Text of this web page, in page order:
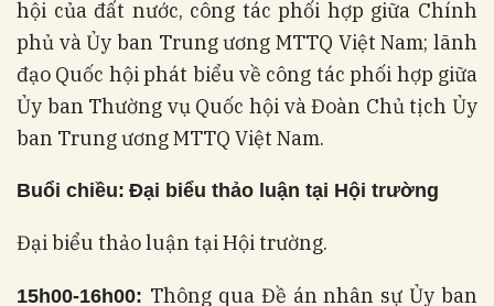
hội của đất nước, công tác phối hợp giữa Chính
phủ và Ủy ban Trung ương MTTQ Việt Nam; lãnh
đạo Quốc hội phát biểu về công tác phối hợp giữa
Ủy ban Thường vụ Quốc hội và Đoàn Chủ tịch Ủy
ban Trung ương MTTQ Việt Nam.
Buổi chiều: Đại biểu thảo luận tại Hội trường
Đại biểu thảo luận tại Hội trường.
15h00-16h00: Thông qua Đề án nhân sự Ủy ban